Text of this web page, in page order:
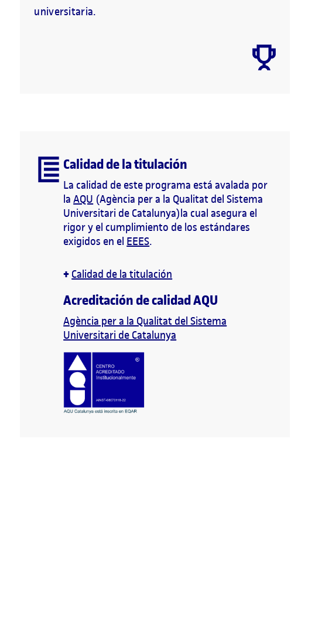
universitaria.
Calidad de la titulación
La calidad de este programa está avalada por
laAQU (Agència per a la Qualitat del Sistema
Universitari de Catalunya)la cual asegura el
rigor y el cumplimiento de los estándares
exigidos en el EEES.
+ Calidad de la titulación
Acreditación de calidad AQU
Agència per a la Qualitat del Sistema
Universitari de Catalunya